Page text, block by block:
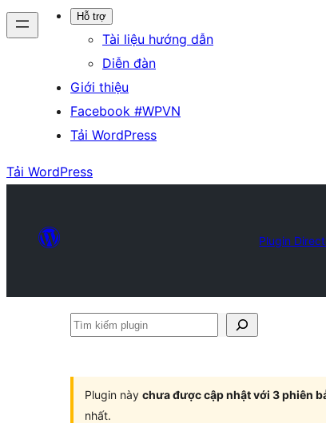
Hỗ trợ
Tài liệu hướng dẫn
Diễn đàn
Giới thiệu
Facebook #WPVN
Tải WordPress
Tải WordPress
Plugin
Tìm
Plugin này chưa được cập nhật với 3 phiên
nhất.